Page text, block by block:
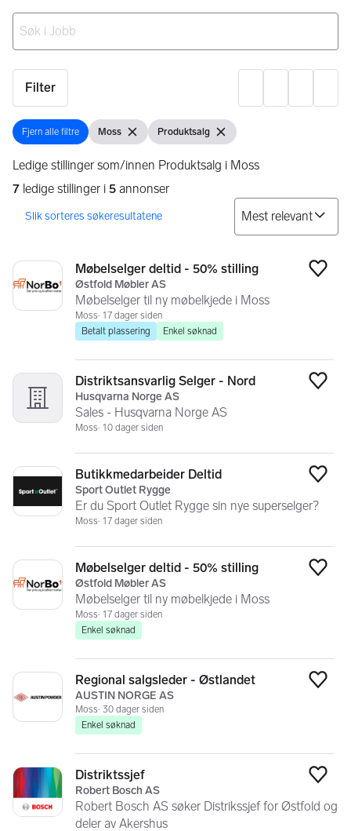
Filter
Fjern alle filtre
Fjern alle filtre Vis filter
Moss Fjern filterVis filter
Produktsalg Fjern filter
Ledige stillinger som/innen Produktsalg i Moss
7 ledige stillinger i 5 annonser
Søkeresultater
Møbelselger deltid - 50% stilling
Østfold Møbler AS
Møbelselger til ny møbelkjede i Moss
Moss 17 dager siden
Betalt plassering
Enkel søknad
Distriktsansvarlig Selger - Nord
Husqvarna Norge AS
Sales - Husqvarna Norge AS
Moss 10 dager siden
Butikkmedarbeider Deltid
Sport Outlet Rygge
Er du Sport Outlet Rygge sin nye superselger?
Moss 17 dager siden
Møbelselger deltid - 50% stilling
Østfold Møbler AS
Møbelselger til ny møbelkjede i Moss
Moss 17 dager siden
Enkel søknad
Regional salgsleder - Østlandet
AUSTIN NORGE AS
Moss 30 dager siden
Enkel søknad
Distriktssjef
Robert Bosch AS
Robert Bosch AS søker Distrikssjef for Østfold og
deler av Akershus